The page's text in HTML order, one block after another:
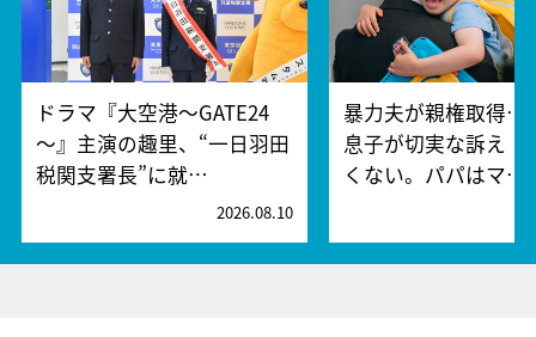
ドラマ『大空港～GATE24
～』主演の趣里、“一日羽田
税関支署長”に就…
2026.08.10
暴力夫が親権取得…
息子が切実な訴え「
くない。パパはマ…